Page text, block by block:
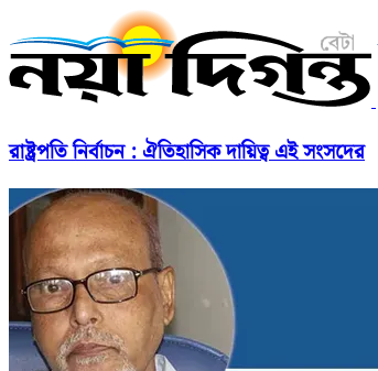
রাষ্ট্রপতি নির্বাচন : ঐতিহাসিক দায়িত্ব এই সংসদের